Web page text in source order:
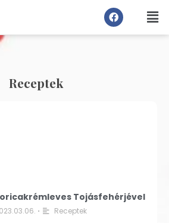
Receptek
Tojásfehérjével
• Receptek